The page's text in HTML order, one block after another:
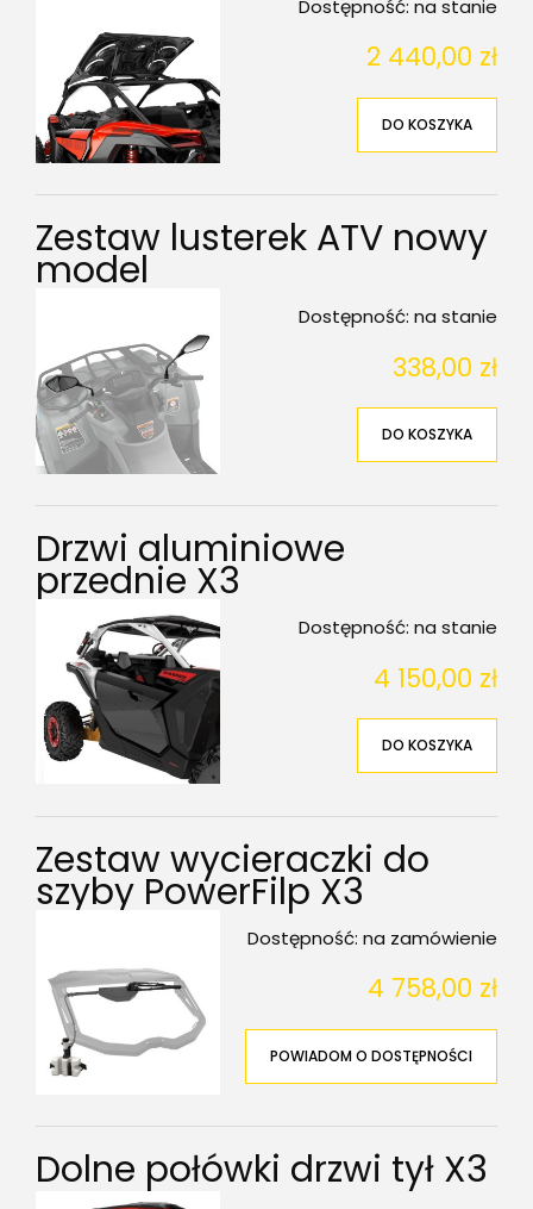
Dostępność: na stanie
2 440,00 zł
DO KOSZYKA
Zestaw lusterek ATV nowy
model
Dostępność: na stanie
338,00 zł
DO KOSZYKA
Drzwi aluminiowe
przednie X3
Dostępność: na stanie
4 150,00 zł
DO KOSZYKA
Zestaw wycieraczki do
szyby PowerFilp X3
Dostępność: na zamówienie
4 758,00 zł
POWIADOM O DOSTĘPNOŚCI
Dolne połówki drzwi tył X3